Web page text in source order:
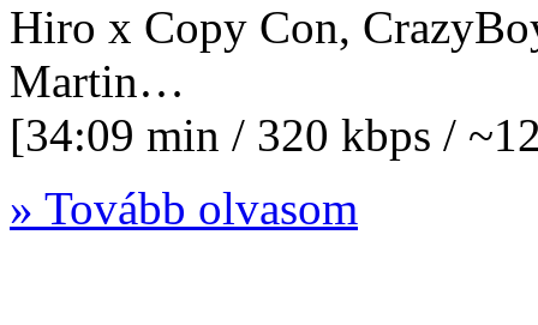
Hiro x Copy Con,
Martin…
[34:09 min / 320 kbps /
» Tovább olvasom